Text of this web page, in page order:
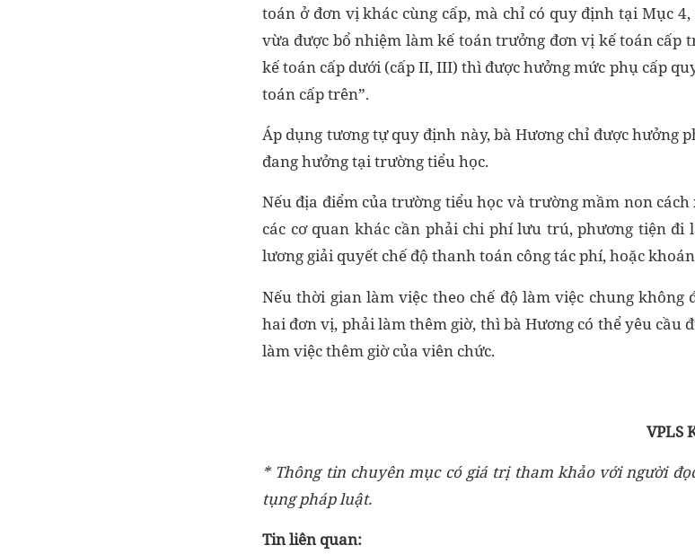
toán ở đơn vị khác cùng cấp, mà chỉ có quy định tại Mục
vừa được bổ nhiệm làm kế toán trưởng đơn vị kế toán cấp
kế toán cấp dưới (cấp II, III) thì được hưởng mức phụ cấp
toán cấp trên”.
Áp dụng tương tự quy định này, bà Hương chỉ được hưởng
đang hưởng tại trường tiểu học.
Nếu địa điểm của trường tiểu học và trường mầm non
các cơ quan khác cần phải chi phí lưu trú, phương tiện
lương giải quyết chế độ thanh toán công tác phí, hoặc
Nếu thời gian làm việc theo chế độ làm việc chung không
hai đơn vị, phải làm thêm giờ, thì bà Hương có thể yêu cầu
làm việc thêm giờ của viên chức.
VPLS
* Thông tin chuyên mục có giá trị tham khảo với người
tụng pháp luật.
Tin liên quan: